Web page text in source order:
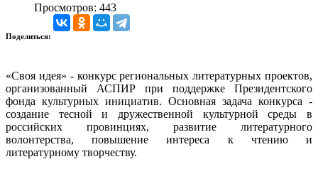
Просмотров: 443
Поделиться:
«Своя идея» - конкурс региональных литературных проектов,
организованный АСПИР при поддержке Президентского
фонда культурных инициатив. Основная задача конкурса -
создание тесной и дружественной культурной среды в
российских провинциях, развитие литературного
волонтерства, повышение интереса к чтению и
литературному творчеству.